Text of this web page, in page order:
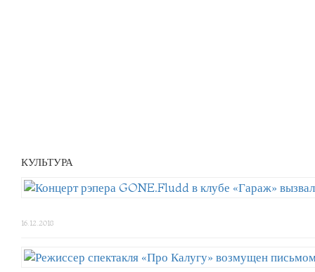
КУЛЬТУРА
16.12.2018